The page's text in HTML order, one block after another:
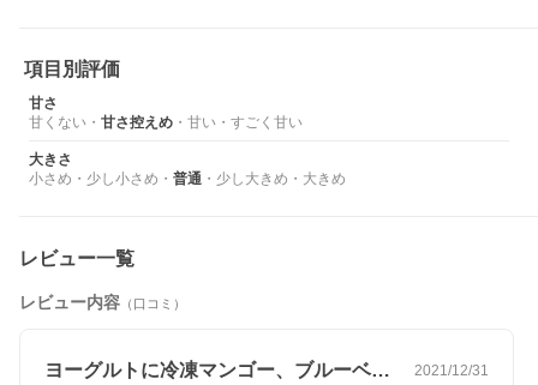
〜ハッピービレッジプロジェクトとは〜
オーガニック農作物 有数の産地であるトルコ国内において自然環
境を守りつつ、農家が世界に”誇れる農産物を栽培している”という
誇りを持って仕事に取り組むことができる環境を整え、安心安全
な食物を手にする消費者にも恩恵をもたらし、結果として関係す
る全員の生活向上につながりハッピーになれるプロジェクトで
具体的な取り組みとして、ISIK(イシック)社は高地生活の生産者
活用水の確保〜学校建設の支援といったことを行っており、経済
ハッピービレッジプロジェクトについて詳しくは
こちら
項目別評価
甘さ
甘くない ・ 甘さ控えめ ・ 甘い ・ すごく甘い
大きさ
小さめ ・ 少し小さめ ・ 普通 ・ 少し大きめ ・ 大きめ
レビュー一覧
レビュー内容 （口コミ）
ヨーグルトに冷凍マンゴー、ブルーベリー… 2021/12/31